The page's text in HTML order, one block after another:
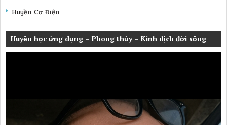
Huyền Cơ Điện
Huyền học ứng dụng – Phong thủy – Kinh dịch đời sống